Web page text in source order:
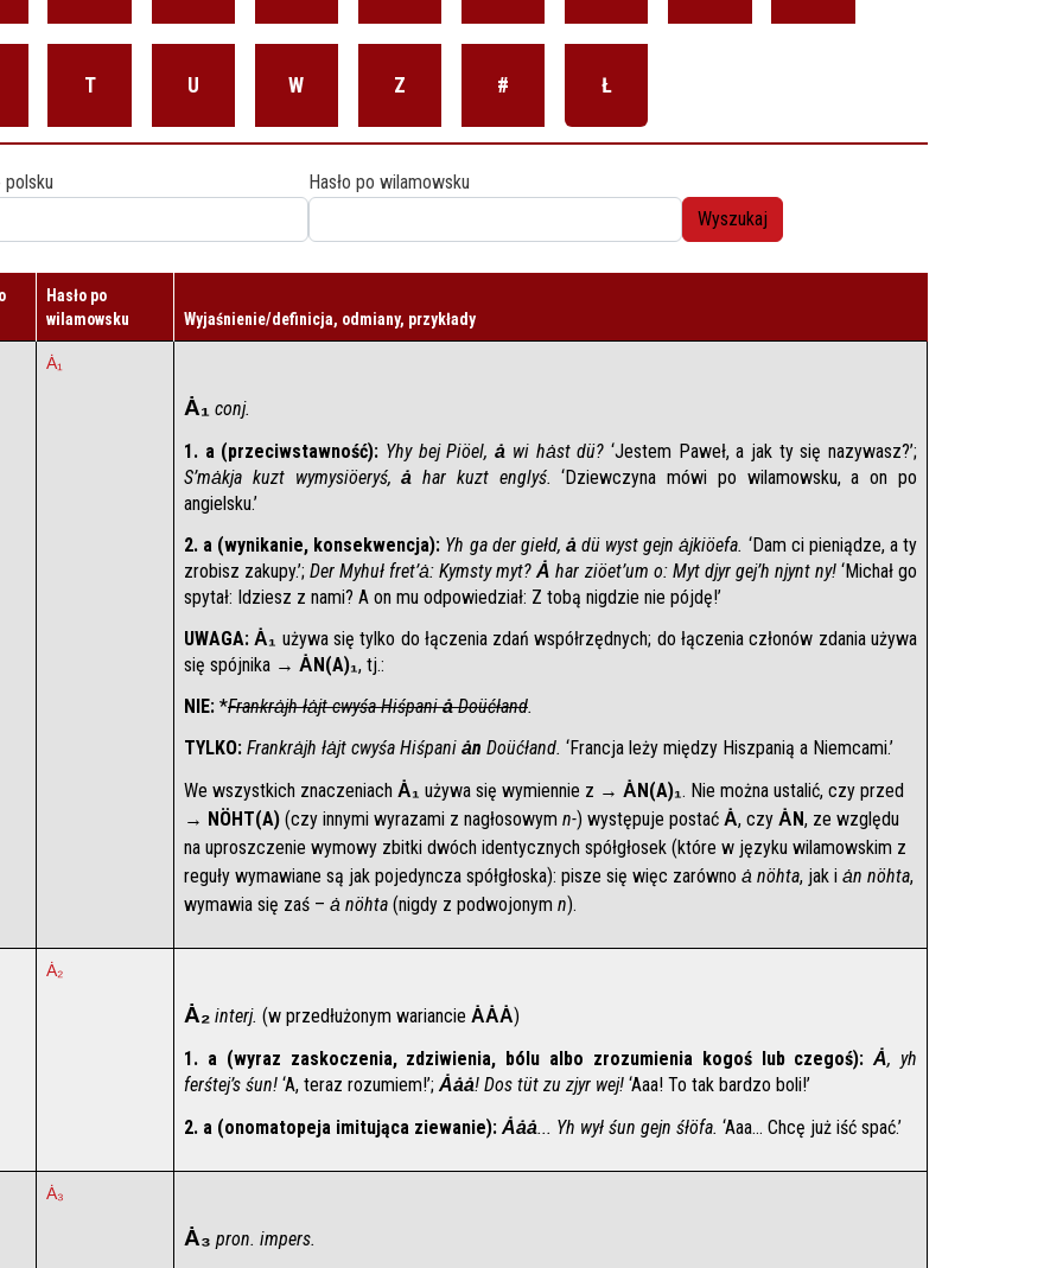
T U W Z # Ł
polsku
Hasło po wilamowsku
Wyszukaj
Hasło po
wilamowsku
Wyjaśnienie/definicja, odmiany, przykłady
Ȧ₁
Ȧ₁ conj.
1. a (przeciwstawność): Yhy bej Piöel, ȧ wi hȧst dü?
S’mȧkja kuzt wymysiöeryś, ȧ har kuzt englyś. ‘Dziewczyna mówi po wilamowsku, a on po
angielsku.’
2. a (wynikanie, konsekwencja): Yh ga der giełd, ȧ dü wyst gejn ȧjkiöefa. ‘Dam ci pieniądze, a ty
zrobisz zakupy.’; Der Myhuł fret’ȧ: Kymsty myt? Ȧ har ziöet’um o: Myt djyr gej’h njynt ny! ‘Michał go
spytał: Idziesz z nami? A on mu odpowiedział: Z tobą nigdzie nie pójdę!’
UWAGA: Ȧ₁ używa się tylko do łączenia zdań współrzędnych; do łączenia członów zdania używa
się spójnika → ȦN(A)₁, tj.:
NIE: *Frankrȧjh łȧjt cwyśa Hiśpani ȧ Doüćłand.
TYLKO: Frankrȧjh łȧjt cwyśa Hiśpani ȧn Doüćłand. ‘Francja leży między Hiszpanią a Niemcami.’
We wszystkich znaczeniach Ȧ₁ używa się wymiennie z → ȦN(A)₁. Nie można ustalić, czy przed
→ NÖHT(A) (czy innymi wyrazami z nagłosowym n-) występuje postać Ȧ, czy ȦN, ze względu
na uproszczenie wymowy zbitki dwóch identycznych spółgłosek (które w języku wilamowskim z
reguły wymawiane są jak pojedyncza spółgłoska): pisze się więc zarówno ȧ nöhta, jak i ȧn nöhta,
wymawia się zaś – ȧ nöhta (nigdy z podwojonym n).
Ȧ₂
Ȧ₂ interj. (w przedłużonym wariancie ȦȦȦ)
1. a (wyraz zaskoczenia, zdziwienia, bólu albo zrozumienia kogoś lub czegoś): Ȧ, yh
ferśtej’s śun! ‘A, teraz rozumiem!’; Ȧȧȧ! Dos tüt zu zjyr wej! ‘Aaa! To tak bardzo boli!’
2. a (onomatopeja imitująca ziewanie): Ȧȧȧ... Yh wył śun gejn śłöfa. ‘Aaa... Chcę już iść spać.’
Ȧ₃
Ȧ₃ pron. impers.